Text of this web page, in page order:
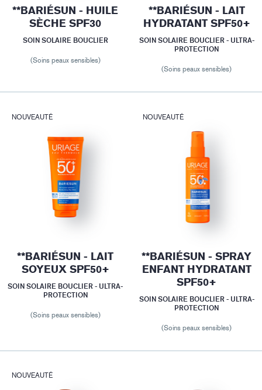
**BARIÉSUN - HUILE
SÈCHE SPF30
SOIN SOLAIRE BOUCLIER
(Soins peaux sensibles)
**BARIÉSUN - LAIT
HYDRATANT SPF50+
SOIN SOLAIRE BOUCLIER - ULTRA-
PROTECTION
(Soins peaux sensibles)
NOUVEAUTÉ
**BARIÉSUN - LAIT
SOYEUX SPF50+
SOIN SOLAIRE BOUCLIER - ULTRA-
PROTECTION
(Soins peaux sensibles)
NOUVEAUTÉ
**BARIÉSUN - SPRAY
ENFANT HYDRATANT
SPF50+
SOIN SOLAIRE BOUCLIER - ULTRA-
PROTECTION
(Soins peaux sensibles)
NOUVEAUTÉ